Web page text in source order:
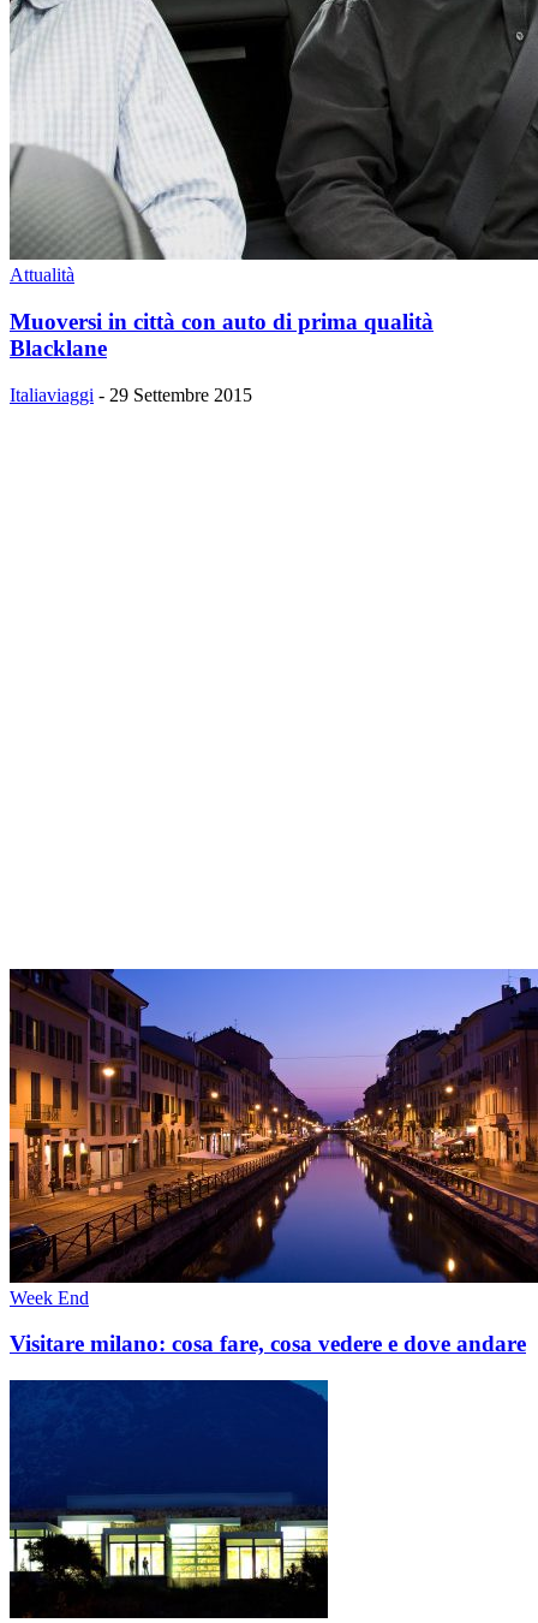
Attualità
Muoversi in città con auto di prima qualità
Blacklane
Italiaviaggi - 29 Settembre 2015
Week End
Visitare milano: cosa fare, cosa vedere e dove andare